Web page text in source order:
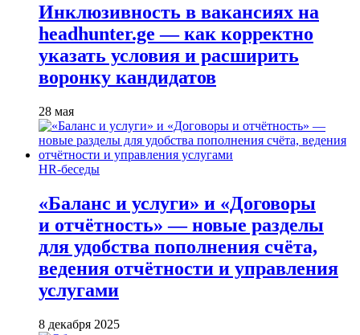
Инклюзивность в вакансиях на
headhunter.ge — как корректно
указать условия и расширить
воронку кандидатов
28 мая
HR-беседы
«Баланс и услуги» и «Договоры
и отчётность» — новые разделы
для удобства пополнения счёта,
ведения отчётности и управления
услугами
8 декабря 2025